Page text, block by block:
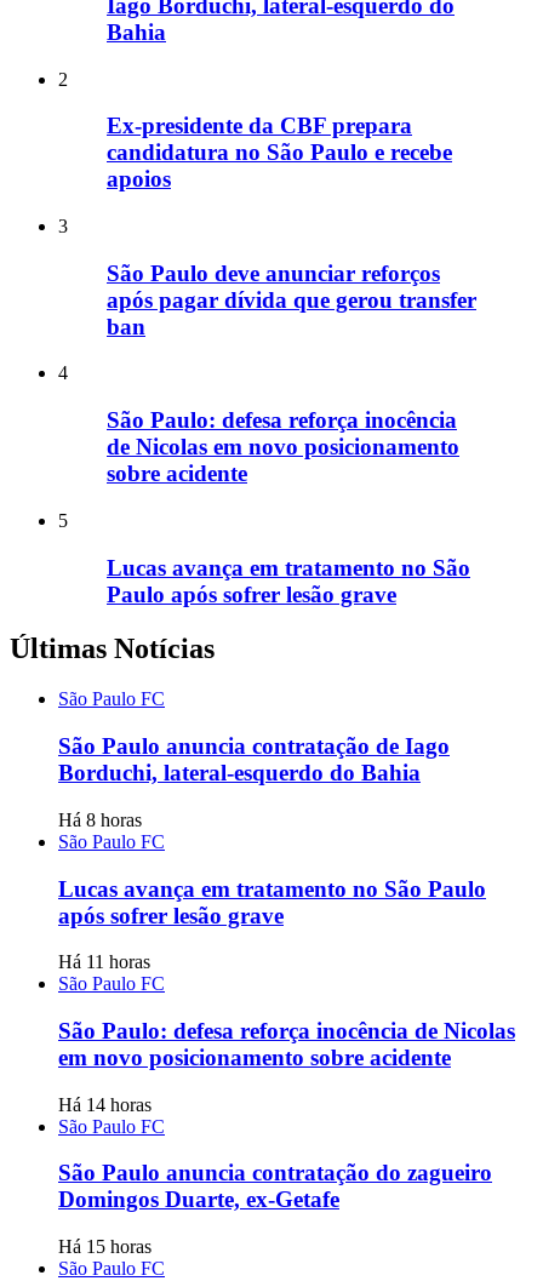
Iago Borduchi, lateral-esquerdo do
Bahia
2
Ex-presidente da CBF prepara
candidatura no São Paulo e recebe
apoios
3
São Paulo deve anunciar reforços
após pagar dívida que gerou transfer
ban
4
São Paulo: defesa reforça inocência
de Nicolas em novo posicionamento
sobre acidente
5
Lucas avança em tratamento no São
Paulo após sofrer lesão grave
Últimas Notícias
São Paulo FC
São Paulo anuncia contratação de Iago
Borduchi, lateral-esquerdo do Bahia
Há 8 horas
São Paulo FC
Lucas avança em tratamento no São Paulo
após sofrer lesão grave
Há 11 horas
São Paulo FC
São Paulo: defesa reforça inocência de Nicolas
em novo posicionamento sobre acidente
Há 14 horas
São Paulo FC
São Paulo anuncia contratação do zagueiro
Domingos Duarte, ex-Getafe
Há 15 horas
São Paulo FC